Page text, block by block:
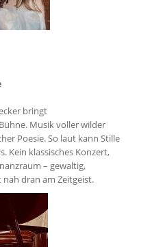
bringt
Musik voller wilder
Poesie. So laut kann Stille
Kein klassisches Konzert,
– gewaltig,
dran am Zeitgeist.